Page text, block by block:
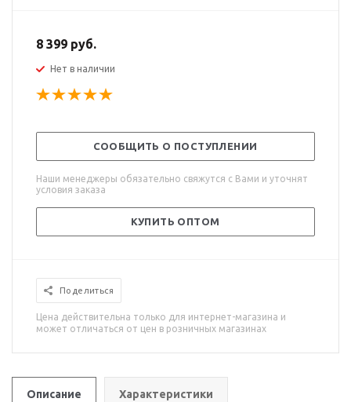
8 399 руб.
Нет в наличии
СООБЩИТЬ О ПОСТУПЛЕНИИ
Наши менеджеры обязательно свяжутся с Вами и уточнят
условия заказа
КУПИТЬ ОПТОМ
Поделиться
Цена действительна только для интернет-магазина и
может отличаться от цен в розничных магазинах
Описание Характеристики